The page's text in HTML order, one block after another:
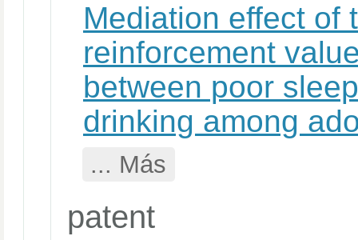
Mediation effect of
reinforcement
between poor
drinking among
... Más
patent